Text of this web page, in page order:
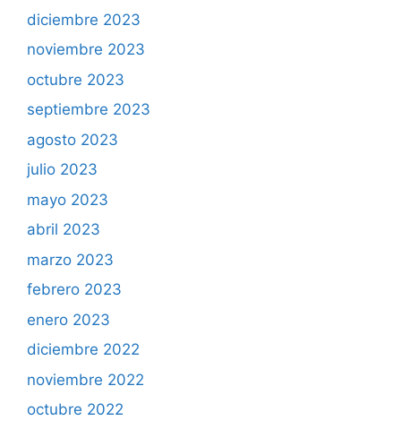
diciembre 2023
noviembre 2023
octubre 2023
septiembre 2023
agosto 2023
julio 2023
mayo 2023
abril 2023
marzo 2023
febrero 2023
enero 2023
diciembre 2022
noviembre 2022
octubre 2022